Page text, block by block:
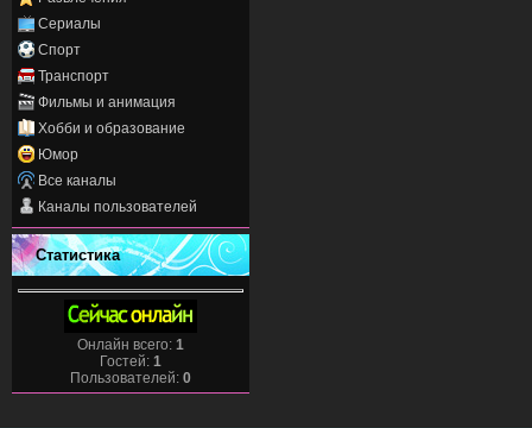
Сериалы
Спорт
Транспорт
Фильмы и анимация
Хобби и образование
Юмор
Все каналы
Каналы пользователей
Статистика
Онлайн всего: 1
Гостей: 1
Пользователей: 0